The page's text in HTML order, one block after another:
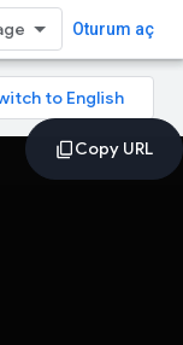
Oturum aç